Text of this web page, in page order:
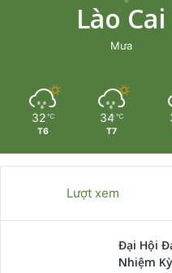
Lào Cai
Mưa
32 ℃
T6
34 ℃
T7
Lượt xem
Đại Hội
Nhiệm